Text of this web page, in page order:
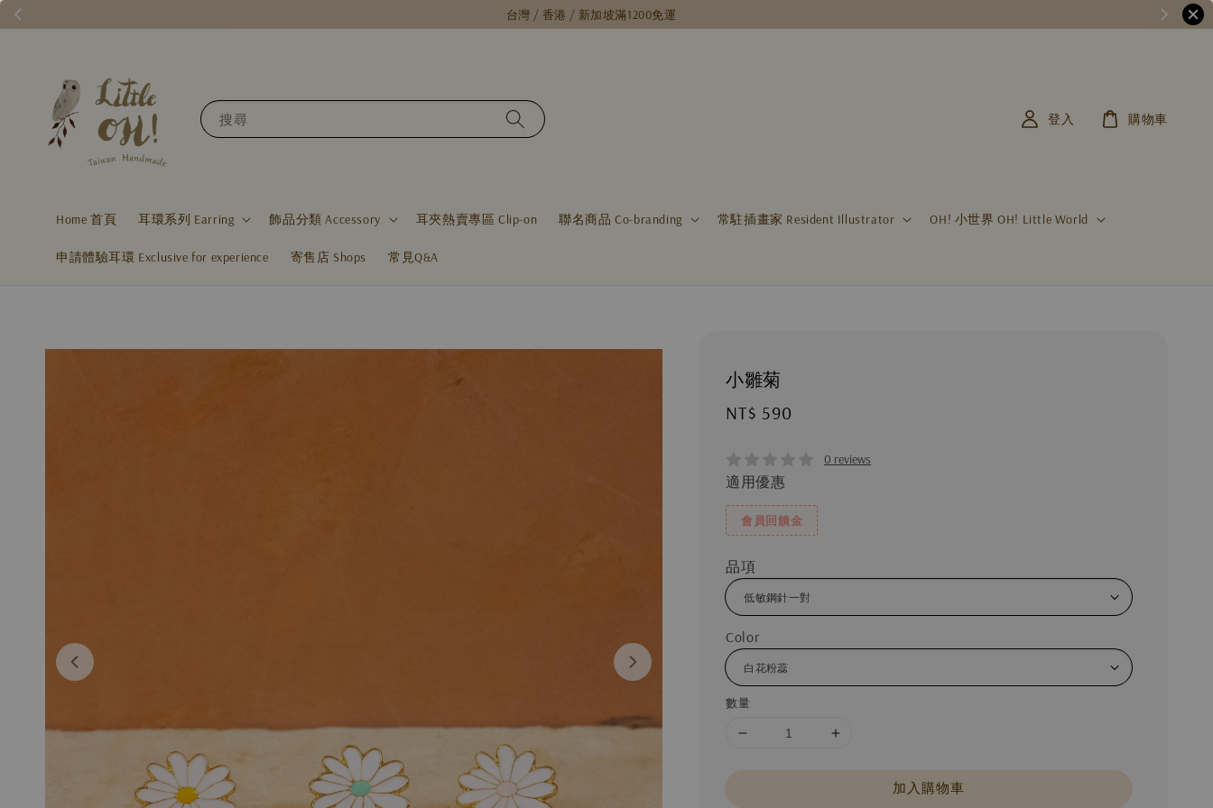
台灣 / 香港 / 新加坡滿1200免運
搜尋
Home 首頁 耳環系列 Earring 飾品分類 Accessory 耳夾熱賣專區 Clip-on 聯名商品 Co-branding 常駐插畫家 Resident Illustrator OH! 小世界 OH! Little World
申請體驗耳環 Exclusive for experience 寄售店 Shops 常見Q&A
登入 購物車
小雛菊
Regular
NT$ 590
0 reviews
適用優惠
會員回饋金
品項
Color
數量
加入購物車